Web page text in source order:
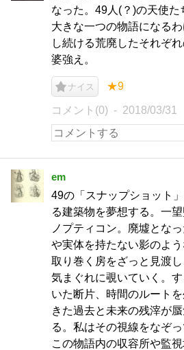
なった。49人(？)の天使
大きな一つの物語になる
し続ける荒廃したそれぞ
婆強え。
ナイス ★9
コメント(0) 2018/03/31
em
49の「スナップショット
る建築物を夢想する。一
ノプティコン。廃墟とな
や実体を持たない影のよ
取り巻く房をざっと見渡
気まぐれに覗いていく。
いた断片、時間のルート
きた過去と未来の残滓が
る。私はその視線をなぞ
この物語内の収容所や監